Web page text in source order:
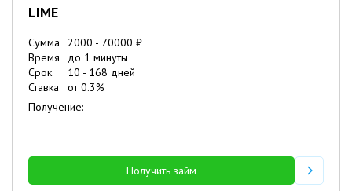
LIME
Сумма 2000 - 70000 ₽
Время
до 1 минуты
Срок
10 - 168 дней
Ставка
от0.3%
Получение:
Получить займ